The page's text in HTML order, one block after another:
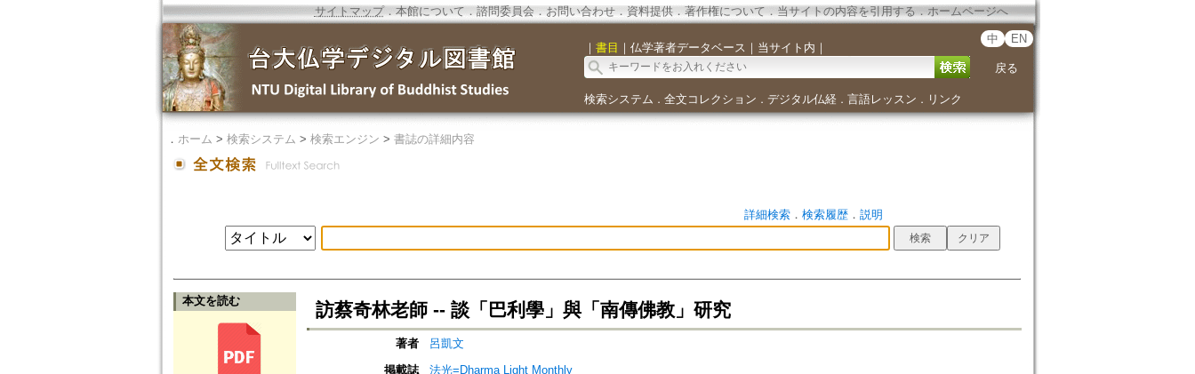
サイトマップ．本館について ． 諮問委員会． お問い合わせ． 資料提供． 著作権について．当サイトの内容を引用する ． ホームページへ
｜ 書目 ｜ 仏学著者データベース ｜ 当サイト内 ｜
中 EN
戻る
検索システム ． 全文コレクション ． デジタル仏経． 言語レッスン ． リンク
． ホーム > 検索システム > 検索エンジン > 書誌の詳細内容
詳細検索． 検索履歴． 説明
本文を読む 訪蔡奇林老師 -- 談「巴利學」與「南傳佛教」研究
著者
呂凱文
掲載誌
法光=Dharma Light Monthly